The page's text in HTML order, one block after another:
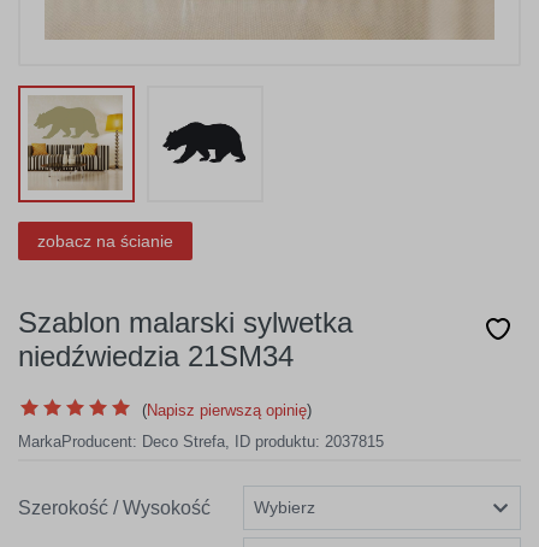
zobacz na ścianie
Szablon malarski sylwetka
niedźwiedzia 21SM34
(Napisz pierwszą opinię)
MarkaProducent: Deco Strefa, ID produktu: 2037815
Szerokość / Wysokość